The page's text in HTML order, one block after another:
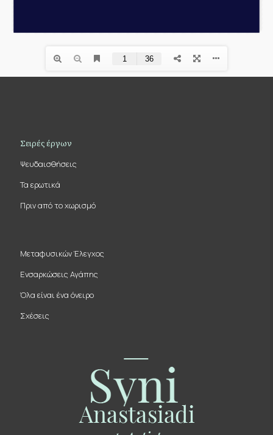
Σειρές έργων
Ψευδαισθήσεις
Τα ερωτικά
Πριν από το χωρισμό
Μεταφυσικών Έλεγχος
Ενσαρκώσεις Αγάπης
Όλα είναι ένα όνειρο
Σχέσεις